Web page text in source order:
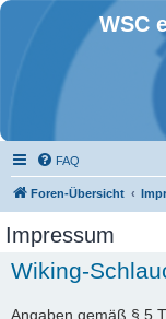
WSC
FAQ
Foren-Übersicht
Impressum
Wiking-
Angaben gemäß § 5